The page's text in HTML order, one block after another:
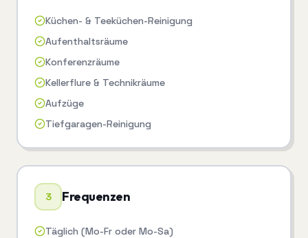
Küchen- & Teeküchen-Reinigung
Aufenthaltsräume
Konferenzräume
Kellerflure & Technikräume
Aufzüge
Tiefgaragen-Reinigung
3 Frequenzen
Täglich (Mo-Fr oder Mo-Sa)